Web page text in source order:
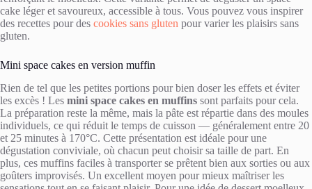
cake léger et savoureux, accessible à tous. Vous pouvez vous inspirer
des recettes pour des cookies sans gluten pour varier les plaisirs sans
gluten.
Mini space cakes en version muffin
Rien de tel que les petites portions pour bien doser les effets et éviter
les excès ! Les mini space cakes en muffins sont parfaits pour cela.
La préparation reste la même, mais la pâte est répartie dans des moules
individuels, ce qui réduit le temps de cuisson — généralement entre 20
et 25 minutes à 170°C. Cette présentation est idéale pour une
dégustation conviviale, où chacun peut choisir sa taille de part. En
plus, ces muffins faciles à transporter se prêtent bien aux sorties ou aux
goûters improvisés. Un excellent moyen pour mieux maîtriser les